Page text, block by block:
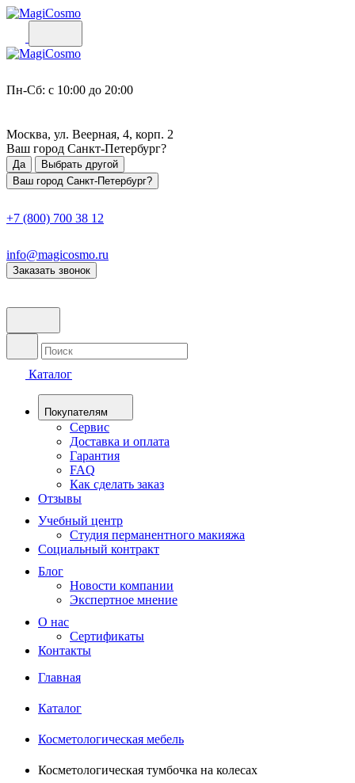
Пн-Сб: с 10:00 до 20:00
Москва, ул. Веерная, 4, корп. 2
Ваш город Санкт-Петербург?
Да
Выбрать другой
Ваш город Санкт-Петербург?
+7 (800) 700 38 12
info@magicosmo.ru
Заказать звонок
Каталог
Покупателям
Сервис
Доставка и оплата
Гарантия
FAQ
Как сделать заказ
Отзывы
Учебный центр
Студия перманентного макияжа
Социальный контракт
Блог
Новости компании
Экспертное мнение
О нас
Сертификаты
Контакты
Главная
Каталог
Косметологическая мебель
Косметологическая тумбочка на колесах